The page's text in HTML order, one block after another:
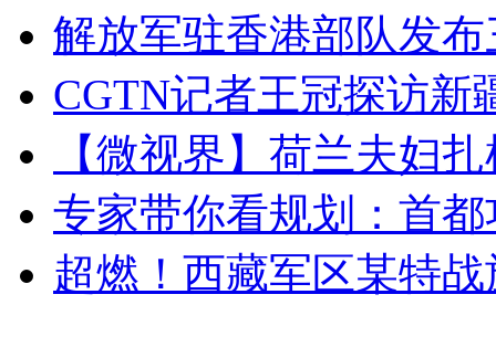
解放军驻香港部队发
CGTN记者王冠探访新
【微视界】荷兰夫妇
专家带你看规划：首
超燃！西藏军区某特